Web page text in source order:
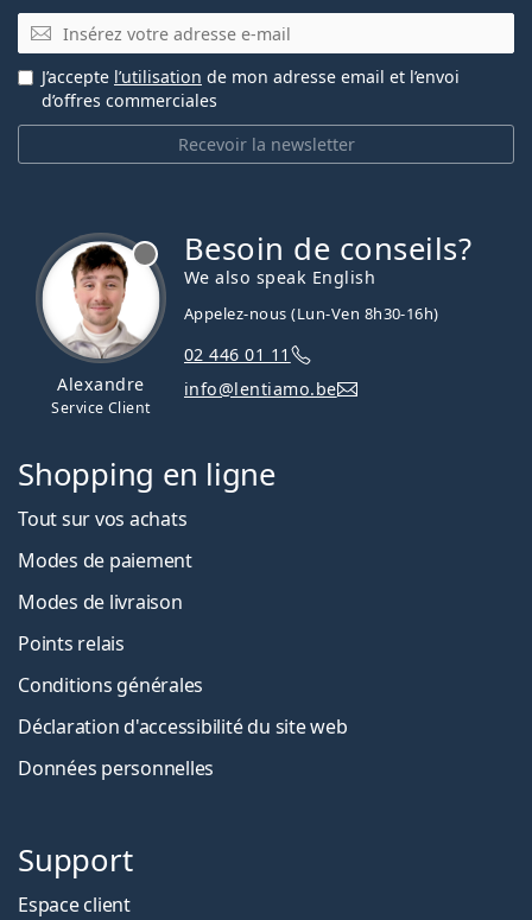
E-mail
Recevoir la newsletter
J’accepte l’utilisation de mon adresse email et l’envoi
d’offres commerciales
Alexandre
Service Client
Besoin de conseils?
We also speak English
Appelez-nous (Lun-Ven 8h30-16h)
02 446 01 11
info@lentiamo.be
Shopping en ligne
Tout sur vos achats
Modes de paiement
Modes de livraison
Points relais
Conditions générales
Déclaration d'accessibilité du site web
Données personnelles
Support
Espace client